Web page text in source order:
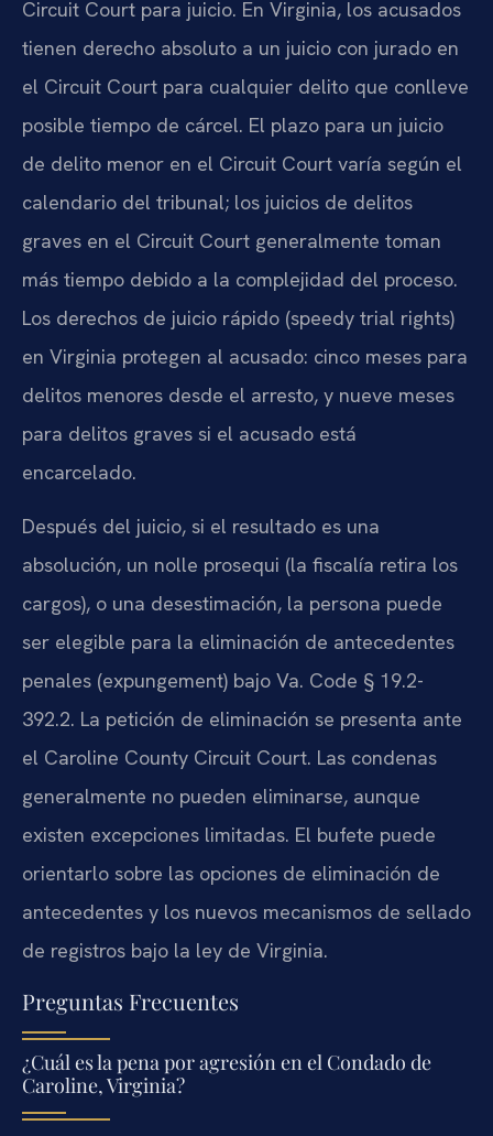
Circuit Court para juicio. En Virginia, los acusados
tienen derecho absoluto a un juicio con jurado en
el Circuit Court para cualquier delito que conlleve
posible tiempo de cárcel. El plazo para un juicio
de delito menor en el Circuit Court varía según el
calendario del tribunal; los juicios de delitos
graves en el Circuit Court generalmente toman
más tiempo debido a la complejidad del proceso.
Los derechos de juicio rápido (speedy trial rights)
en Virginia protegen al acusado: cinco meses para
delitos menores desde el arresto, y nueve meses
para delitos graves si el acusado está
encarcelado.
Después del juicio, si el resultado es una
absolución, un nolle prosequi (la fiscalía retira los
cargos), o una desestimación, la persona puede
ser elegible para la eliminación de antecedentes
penales (expungement) bajo Va. Code § 19.2-
392.2. La petición de eliminación se presenta ante
el Caroline County Circuit Court. Las condenas
generalmente no pueden eliminarse, aunque
existen excepciones limitadas. El bufete puede
orientarlo sobre las opciones de eliminación de
antecedentes y los nuevos mecanismos de sellado
de registros bajo la ley de Virginia.
Preguntas Frecuentes
¿Cuál es la pena por agresión en el Condado de
Caroline, Virginia?